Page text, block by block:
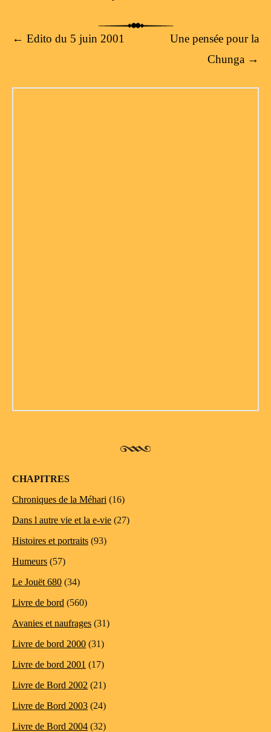
Post navigation
← Edito du 5 juin 2001
Une pensée pour la
Chunga →
CHAPITRES
Chroniques de la Méhari (16)
Dans l autre vie et la e-vie (27)
Histoires et portraits (93)
Humeurs (57)
Le Jouët 680 (34)
Livre de bord (560)
Avanies et naufrages (31)
Livre de bord 2000 (31)
Livre de bord 2001 (17)
Livre de Bord 2002 (21)
Livre de Bord 2003 (24)
Livre de Bord 2004 (32)